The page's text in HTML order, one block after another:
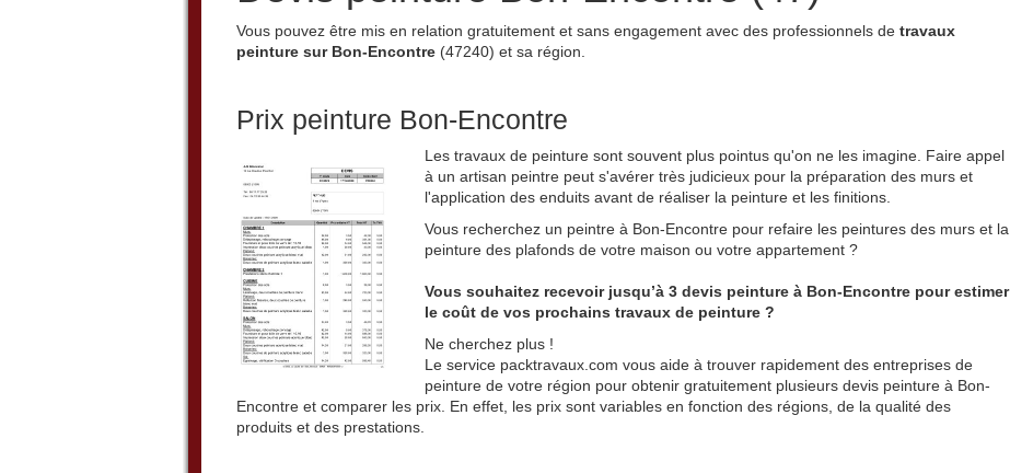
Vous pouvez être mis en relation gratuitement et sans engagement avec des professionnels de travaux
peinture sur Bon-Encontre (47240) et sa région.
Prix peinture Bon-Encontre
Les travaux de peinture sont souvent plus pointus qu'on ne les imagine. Faire appel
à un artisan peintre peut s'avérer très judicieux pour la préparation des murs et
l'application des enduits avant de réaliser la peinture et les finitions.
Vous recherchez un peintre à Bon-Encontre pour refaire les peintures des murs et la
peinture des plafonds de votre maison ou votre appartement ?
Vous souhaitez recevoir jusqu’à 3 devis peinture à Bon-Encontre pour estimer
le coût de vos prochains travaux de peinture ?
Ne cherchez plus !
Le service packtravaux.com vous aide à trouver rapidement des entreprises de
peinture de votre région pour obtenir gratuitement plusieurs devis peinture à Bon-
Encontre et comparer les prix. En effet, les prix sont variables en fonction des régions, de la qualité des
produits et des prestations.